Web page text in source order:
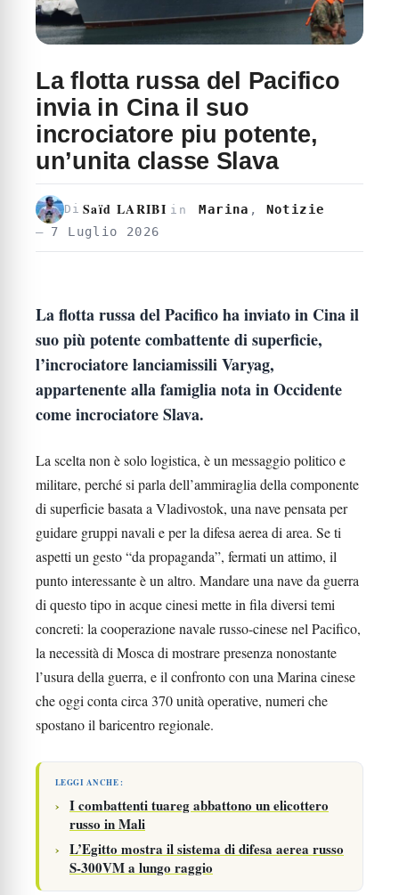
La flotta russa del Pacifico
invia in Cina il suo
incrociatore piu potente,
un’unita classe Slava
7 Luglio 2026
Di Saïd LARIBI in Marina , Notizie
La flotta russa del Pacifico ha inviato in Cina il
suo più potente combattente di superficie,
l’incrociatore lanciamissili Varyag,
appartenente alla famiglia nota in Occidente
come incrociatore Slava.
La scelta non è solo logistica, è un messaggio politico e
militare, perché si parla dell’ammiraglia della componente
di superficie basata a Vladivostok, una nave pensata per
guidare gruppi navali e per la difesa aerea di area. Se ti
aspetti un gesto “da propaganda”, fermati un attimo, il
punto interessante è un altro. Mandare una nave da guerra
di questo tipo in acque cinesi mette in fila diversi temi
concreti: la cooperazione navale russo-cinese nel Pacifico,
la necessità di Mosca di mostrare presenza nonostante
l’usura della guerra, e il confronto con una Marina cinese
che oggi conta circa 370 unità operative, numeri che
spostano il baricentro regionale.
LEGGI ANCHE :
I combattenti tuareg abbattono un elicottero
russo in Mali
L’Egitto mostra il sistema di difesa aerea russo
S-300VM a lungo raggio